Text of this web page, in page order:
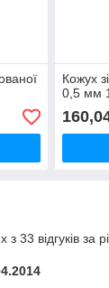
Кожух
0,5 мм
33 відгуків за